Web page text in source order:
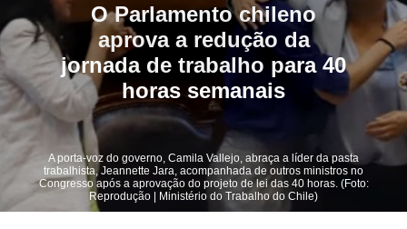
O Parlamento chileno
aprova a redução da
jornada de trabalho para 40
horas semanais
A porta-voz do governo, Camila Vallejo, abraça a líder da pasta
trabalhista, Jeannette Jara, acompanhada de outros ministros no
Congresso após a aprovação do projeto de lei das 40 horas. (Foto:
Reprodução | Ministério do Trabalho do Chile)